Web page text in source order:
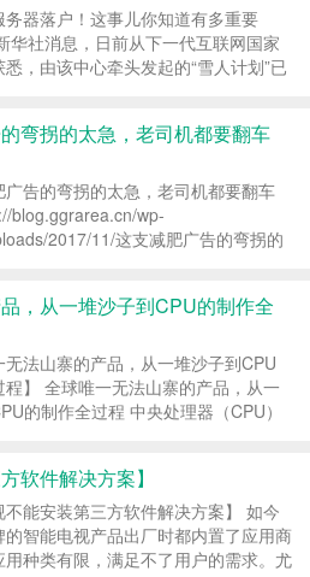
务器落户！这事儿你知道有多重要
华社消息，日前从下一代互联网国家
，由该中心牵头发起的“雪人计划”已
器的困境。 早上《新闻茶泡Fan》
弯拐的太急，老司机都要翻车
广告的弯拐的太急，老司机都要翻车
blog.ggrarea.cn/wp-
2017/11/这支减肥广告的弯拐的
，从一堆沙子到CPU的制作全
无法山寨的产品，从一堆沙子到CPU
程】 全球唯一无法山寨的产品，从一
的制作全过程 中央处理器（CPU）
机软件中的数据，这也是为数不多...
软件解决方案】
不能安装第三方软件解决方案】 如今
的智能电视产品出厂时都内置了应用商
用种类有限，满足不了用户的需求。尤